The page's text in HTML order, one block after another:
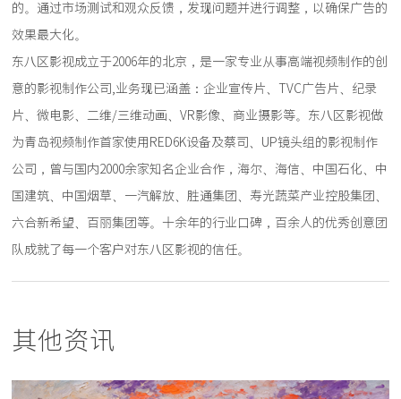
的。通过市场测试和观众反馈，发现问题并进行调整，以确保广告的
效果最大化。
东八区影视成立于2006年的北京，是一家专业从事高端视频制作的创
意的影视制作公司,业务现已涵盖：企业宣传片、TVC广告片、纪录
片、微电影、二维/三维动画、VR影像、商业摄影等。东八区影视做
为青岛视频制作首家使用RED6K设备及蔡司、UP镜头组的影视制作
公司，曾与国内2000余家知名企业合作，海尔、海信、中国石化、中
国建筑、中国烟草、一汽解放、胜通集团、寿光蔬菜产业控股集团、
六合新希望、百丽集团等。十余年的行业口碑，百余人的优秀创意团
队成就了每一个客户对东八区影视的信任。
其他资讯